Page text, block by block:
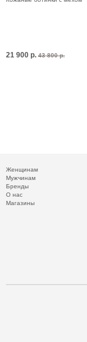
21 900 р. 43 800 р.
Женщинам
Мужчинам
Бренды
О нас
Магазины